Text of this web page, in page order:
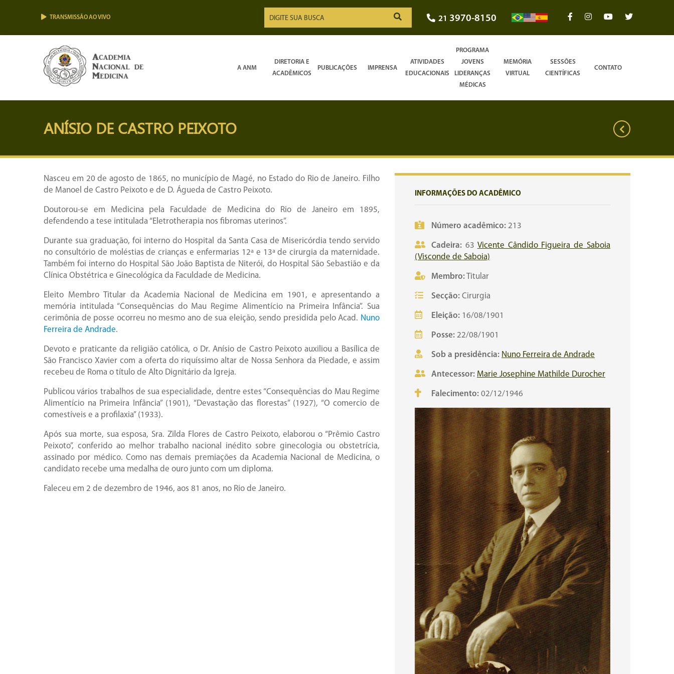
TRANSMISSÃO AO VIVO 21 3970-8150
A ANM
DIRETORIA E
ACADÊMICOS
PUBLICAÇÕES IMPRENSA
ATIVIDADES
EDUCACIONAIS
PROGRAMA
JOVENS
LIDERANÇAS
MÉDICAS
MEMÓRIA
VIRTUAL
SESSÕES
CIENTÍFICAS
CONTATO
ANÍSIO DE CASTRO PEIXOTO
Nasceu em 20 de agosto de 1865, no município de Magé, no Estado do Rio de Janeiro. Filho
de Manoel de Castro Peixoto e de D. Águeda de Castro Peixoto.
Doutorou-se em Medicina pela Faculdade de Medicina do Rio de Janeiro em 1895,
defendendo a tese intitulada “Eletrotherapia nos fibromas uterinos”.
Durante sua graduação, foi interno do Hospital da Santa Casa de Misericórdia tendo servido
no consultório de moléstias de crianças e enfermarias 12ª e 13ª de cirurgia da maternidade.
Também foi interno do Hospital São João Baptista de Niterói, do Hospital São Sebastião e da
Clínica Obstétrica e Ginecológica da Faculdade de Medicina.
Eleito Membro Titular da Academia Nacional de Medicina em 1901, e apresentando a
memória intitulada “Consequências do Mau Regime Alimentício na Primeira Infância”. Sua
cerimônia de posse ocorreu no mesmo ano de sua eleição, sendo presidida pelo Acad. Nuno
Ferreira de Andrade.
Devoto e praticante da religião católica, o Dr. Anísio de Castro Peixoto auxiliou a Basílica de
São Francisco Xavier com a oferta do riquíssimo altar de Nossa Senhora da Piedade, e assim
recebeu de Roma o título de Alto Dignitário da Igreja.
Publicou vários trabalhos de sua especialidade, dentre estes “Consequências do Mau Regime
Alimentício na Primeira Infância” (1901), “Devastação das florestas” (1927), “O comercio de
comestíveis e a profilaxia” (1933).
Após sua morte, sua esposa, Sra. Zilda Flores de Castro Peixoto, elaborou o “Prêmio Castro
Peixoto”, conferido ao melhor trabalho nacional inédito sobre ginecologia ou obstetrícia,
assinado por médico. Como nas demais premiações da Academia Nacional de Medicina, o
candidato recebe uma medalha de ouro junto com um diploma.
Faleceu em 2 de dezembro de 1946, aos 81 anos, no Rio de Janeiro.
INFORMAÇÕES DO ACADÊMICO
Número acadêmico: 213
Cadeira: 63 Vicente Cândido Figueira de Saboia
(Visconde de Saboia)
Membro:Titular
Secção: Cirurgia
Eleição: 16/08/1901
Posse: 22/08/1901
Sob a presidência: Nuno Ferreira de Andrade
Antecessor: Marie Josephine Mathilde Durocher
Falecimento: 02/12/1946